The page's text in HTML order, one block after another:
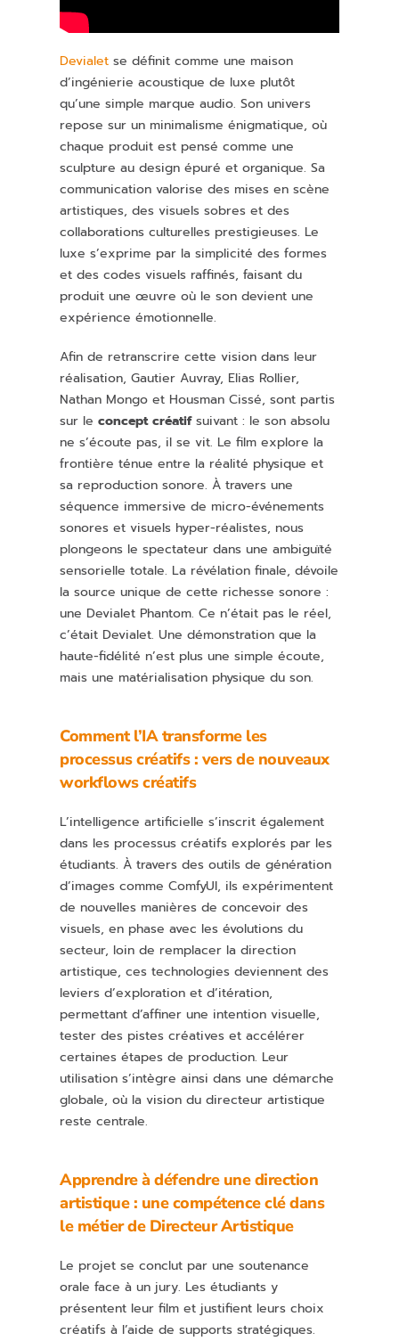
Devialet se définit comme une maison
d’ingénierie acoustique de luxe plutôt
qu’une simple marque audio. Son univers
repose sur un minimalisme énigmatique, où
chaque produit est pensé comme une
sculpture au design épuré et organique. Sa
communication valorise des mises en scène
artistiques, des visuels sobres et des
collaborations culturelles prestigieuses. Le
luxe s’exprime par la simplicité des formes
et des codes visuels raffinés, faisant du
produit une œuvre où le son devient une
expérience émotionnelle.
Afin de retranscrire cette vision dans leur
réalisation, Gautier Auvray, Elias Rollier,
Nathan Mongo et Housman Cissé, sont partis
sur leconcept créatifsuivant : le son absolu
ne s’écoute pas, il se vit. Le film explore la
frontière ténue entre la réalité physique et
sa reproduction sonore. À travers une
séquence immersive de micro-événements
sonores et visuels hyper-réalistes, nous
plongeons le spectateur dans une ambiguïté
sensorielle totale. La révélation finale, dévoile
la source unique de cette richesse sonore :
une Devialet Phantom. Ce n’était pas le réel,
c’était Devialet. Une démonstration que la
haute-fidélité n’est plus une simple écoute,
mais une matérialisation physique du son.
Comment l’IA transforme les
processus créatifs : vers de nouveaux
workflows créatifs
L’intelligence artificielle s’inscrit également
dans les processus créatifs explorés par les
étudiants. À travers des outils de génération
d’images comme ComfyUI, ils expérimentent
de nouvelles manières de concevoir des
visuels, en phase avec les évolutions du
secteur, loin de remplacer la direction
artistique, ces technologies deviennent des
leviers d’exploration et d’itération,
permettant d’affiner une intention visuelle,
tester des pistes créatives et accélérer
certaines étapes de production. Leur
utilisation s’intègre ainsi dans une démarche
globale, où la vision du directeur artistique
reste centrale.
Apprendre à défendre une direction
artistique : une compétence clé dans
le métier de Directeur Artistique
Le projet se conclut par une soutenance
orale face à un jury. Les étudiants y
présentent leur film et justifient leurs choix
créatifs à l’aide de supports stratégiques.